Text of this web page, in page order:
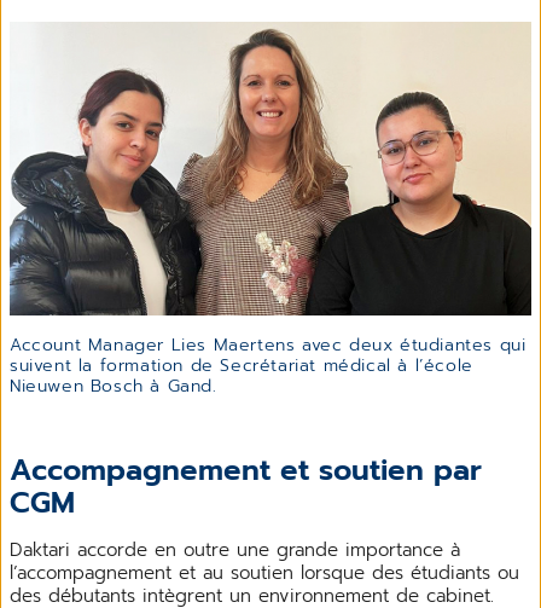
Account Manager Lies Maertens avec deux étudiantes qui
suivent la formation de Secrétariat médical à l’école
Nieuwen Bosch à Gand.
Accompagnement et soutien par
CGM
Daktari accorde en outre une grande importance à
l’accompagnement et au soutien lorsque des étudiants ou
des débutants intègrent un environnement de cabinet.